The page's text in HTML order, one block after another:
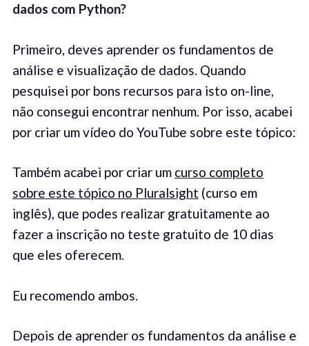
dados com Python?
Primeiro, deves aprender os fundamentos de
análise e visualização de dados. Quando
pesquisei por bons recursos para isto on-line,
não consegui encontrar nenhum. Por isso, acabei
por criar um vídeo do YouTube sobre este tópico:
Também acabei por criar um curso completo
sobre este tópico no Pluralsight (curso em
inglês), que podes realizar gratuitamente ao
fazer a inscrição no teste gratuito de 10 dias
que eles oferecem.
Eu recomendo ambos.
Depois de aprender os fundamentos da análise e